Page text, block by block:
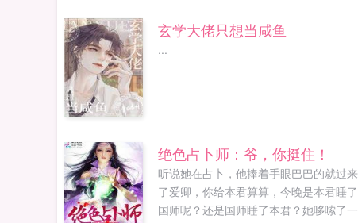
玄学大佬只想当咸鱼
...
绝色占卜师：爷，你挺住！
听说她在占卜，他捧着手眼巴巴的就过来
了爱卿，你给本君算算，今晚是本君睡了
国师呢？还是国师睡了本君？她哆嗦了一